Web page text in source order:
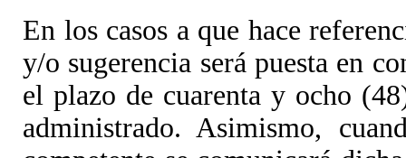
En los casos a que hace
y/o sugerencia será puesta en
el plazo de cuarenta y ocho
administrado. Asimismo,